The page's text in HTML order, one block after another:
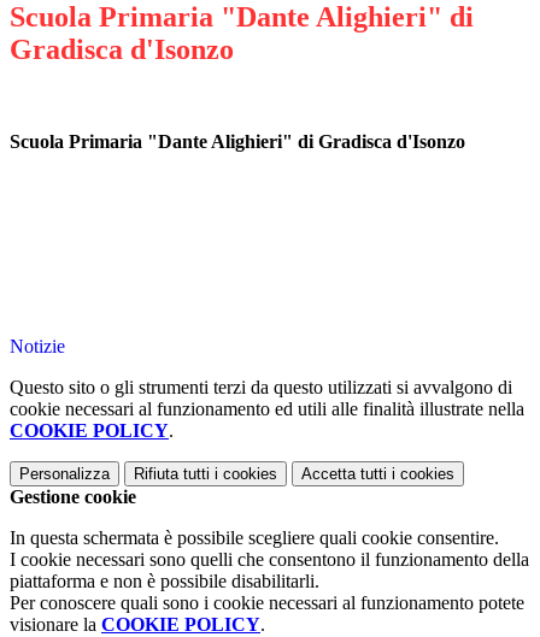
Scuola Primaria "Dante Alighieri" di
Gradisca d'Isonzo
Scuola Primaria "Dante Alighieri" di Gradisca d'Isonzo
Notizie
Questo sito o gli strumenti terzi da questo utilizzati si avvalgono di
cookie necessari al funzionamento ed utili alle finalità illustrate nella
COOKIE POLICY.
Personalizza Rifiuta tutti i cookies Accetta tutti i cookies
Gestione cookie
In questa schermata è possibile scegliere quali cookie consentire.
I cookie necessari sono quelli che consentono il funzionamento della
piattaforma e non è possibile disabilitarli.
Per conoscere quali sono i cookie necessari al funzionamento potete
visionare la COOKIE POLICY.